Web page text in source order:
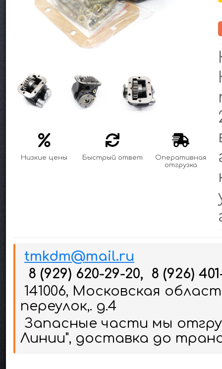
Низкие цены Быстрый ответ
Оперативная
отгрузка
tmkdm@mail.ru
8 (929) 620-29-20, 8 (926)
141006, Московская
переулок,. д.4
Запасные части мы
Линии", доставка до